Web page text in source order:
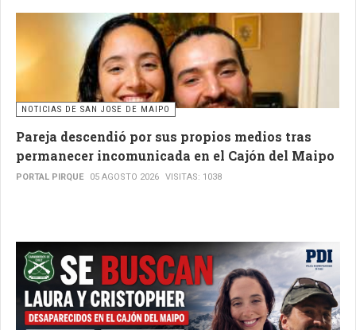
NOTICIAS DE SAN JOSE DE MAIPO
Pareja descendió por sus propios medios tras
permanecer incomunicada en el Cajón del Maipo
PORTAL PIRQUE 05 AGOSTO 2026 VISITAS: 1038